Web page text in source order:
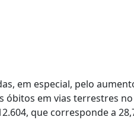
em especial, pelo
em vias terrestres
que corresponde a